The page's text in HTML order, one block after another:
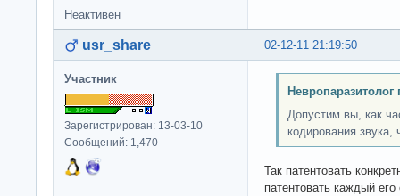
Неактивен
02-12-11 21:19:50
usr_share
Участник
Зарегистрирован: 13-03-10
Сообщений: 1,470
Невропаразитолог
Допустим вы, как
кодирования
Так патентовать
патентовать каждый